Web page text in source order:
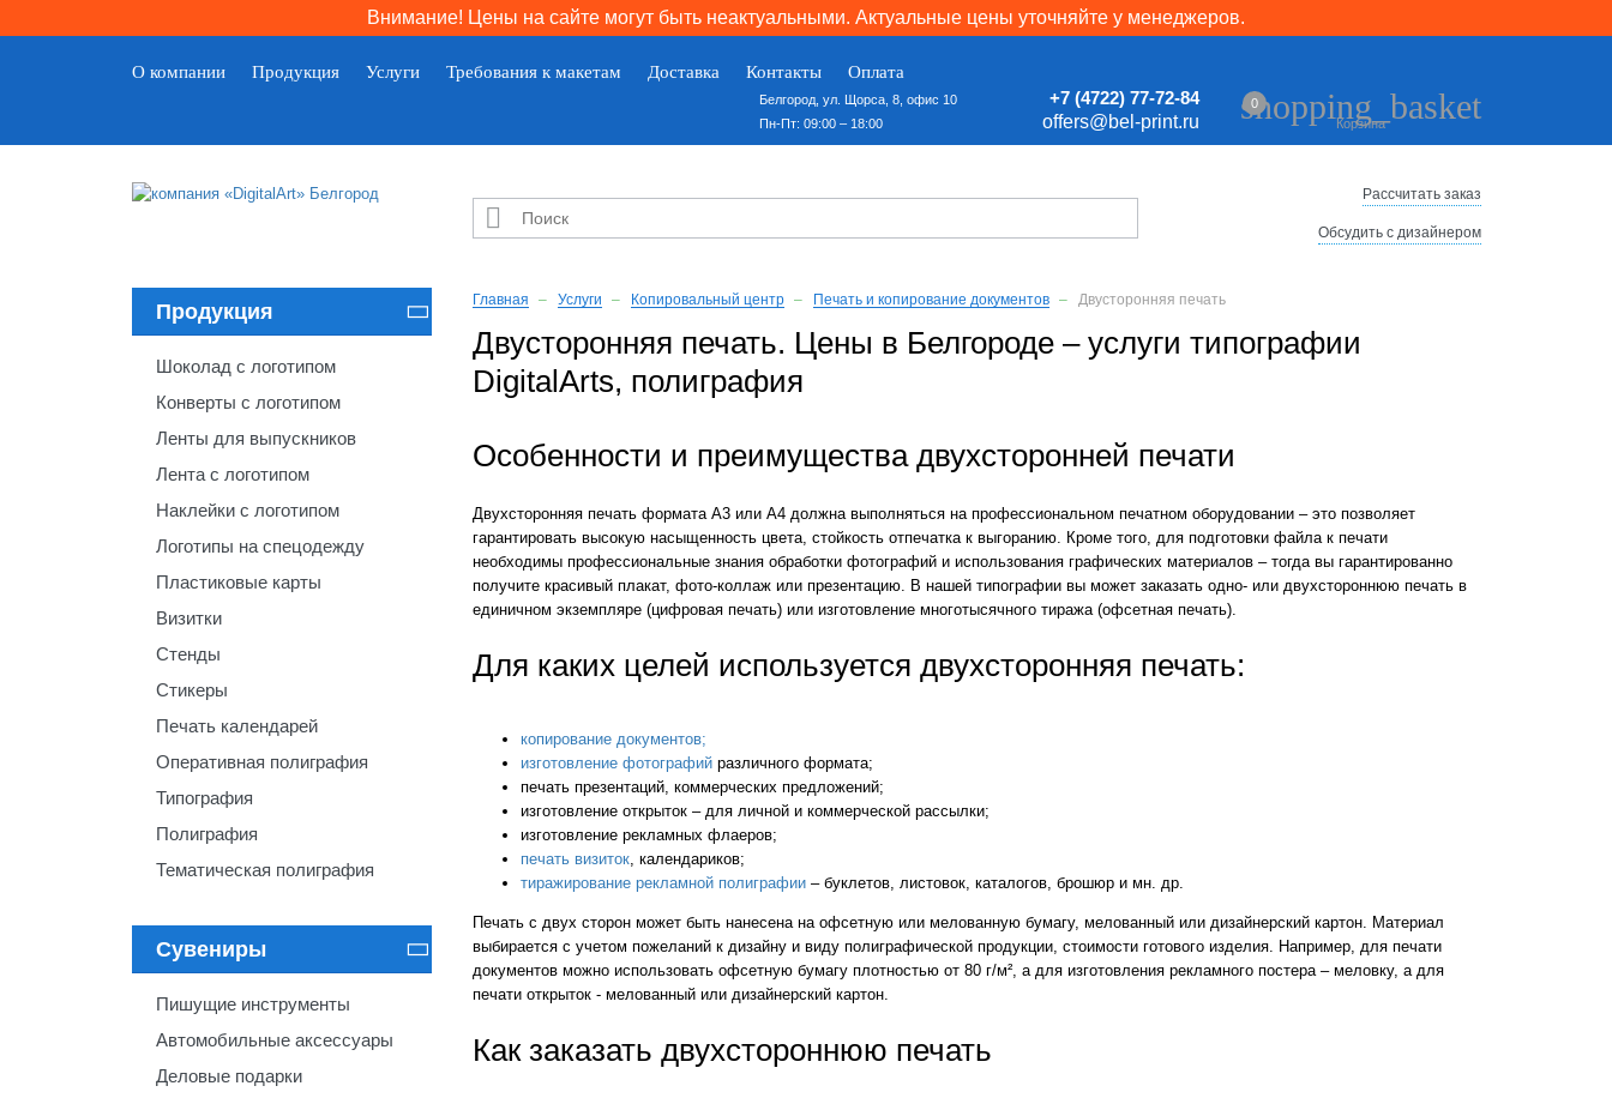
Внимание! Цены на сайте могут быть неактуальными. Актуальные цены уточняйте у менеджеров.
О компании Продукция Услуги Требования к макетам Доставка Контакты Оплата
Белгород, ул. Щорса, 8, офис 10
Пн-Пт: 09:00 – 18:00
+7 (4722) 77-72-84
offers@bel-print.ru
shopping_basket
Корзина
0

Рассчитать заказ
Обсудить с дизайнером
Продукция 
Шоколад с логотипом
Конверты с логотипом
Ленты для выпускников
Лента с логотипом
Наклейки с логотипом
Логотипы на спецодежду
Пластиковые карты
Визитки
Стенды
Стикеры
Печать календарей
Оперативная полиграфия
Типография
Полиграфия
Тематическая полиграфия
Сувениры 
Пишущие инструменты
Автомобильные аксессуары
Деловые подарки
Главная Услуги Копировальный центр Печать и копирование документов Двусторонняя печать
Двусторонняя печать. Цены в Белгороде – услуги типографии
DigitalArts, полиграфия
Особенности и преимущества двухсторонней печати
Двухсторонняя печать формата А3 или А4 должна выполняться на профессиональном печатном оборудовании – это позволяет
гарантировать высокую насыщенность цвета, стойкость отпечатка к выгоранию. Кроме того, для подготовки файла к печати
необходимы профессиональные знания обработки фотографий и использования графических материалов – тогда вы гарантированно
получите красивый плакат, фото-коллаж или презентацию. В нашей типографии вы может заказать одно- или двухстороннюю печать в
единичном экземпляре (цифровая печать) или изготовление многотысячного тиража (офсетная печать).
Для каких целей используется двухсторонняя печать:
копирование документов;
изготовление фотографий различного формата;
печать презентаций, коммерческих предложений;
изготовление открыток – для личной и коммерческой рассылки;
изготовление рекламных флаеров;
печать визиток, календариков;
тиражирование рекламной полиграфии – буклетов, листовок, каталогов, брошюр и мн. др.
Печать с двух сторон может быть нанесена на офсетную или мелованную бумагу, мелованный или дизайнерский картон. Материал
выбирается с учетом пожеланий к дизайну и виду полиграфической продукции, стоимости готового изделия. Например, для печати
документов можно использовать офсетную бумагу плотностью от 80 г/м², а для изготовления рекламного постера – меловку, а для
печати открыток - мелованный или дизайнерский картон.
Как заказать двухстороннюю печать